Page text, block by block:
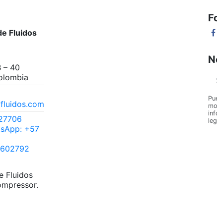
Fluidos
– 40
+57
Fluidos